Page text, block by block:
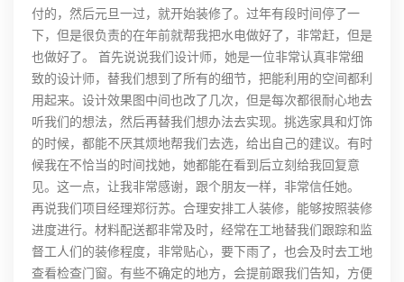
付的，然后元旦一过，就开始装修了。过年有段时间停了一
下，但是很负责的在年前就帮我把水电做好了，非常赶，但是
也做好了。 首先说说我们设计师，她是一位非常认真非常细
致的设计师，替我们想到了所有的细节，把能利用的空间都利
用起来。设计效果图中间也改了几次，但是每次都很耐心地去
听我们的想法，然后再替我们想办法去实现。挑选家具和灯饰
的时候，都能不厌其烦地帮我们去选，给出自己的建议。有时
候我在不恰当的时间找她，她都能在看到后立刻给我回复意
见。这一点，让我非常感谢，跟个朋友一样，非常信任她。
再说我们项目经理郑衍苏。合理安排工人装修，能够按照装修
进度进行。材料配送都非常及时，经常在工地替我们跟踪和监
督工人们的装修程度，非常贴心，要下雨了，也会及时去工地
查看检查门窗。有些不确定的地方，会提前跟我们告知，方便